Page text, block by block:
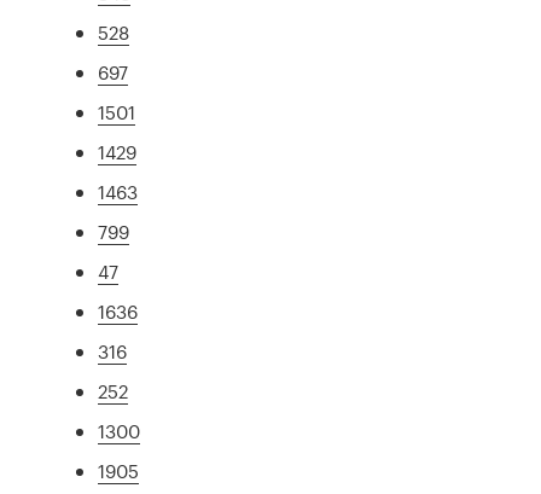
528
697
1501
1429
1463
799
47
1636
316
252
1300
1905